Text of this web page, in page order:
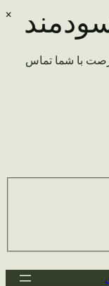
×
با شما تماس